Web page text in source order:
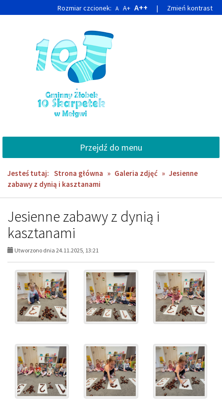
do
do
Rozmiar czcionek: A A+ A++ | Zmień kontrast
Przejdź do menu
Jesteś tutaj: Strona główna » Galeria zdjęć » Jesienne
zabawy z dynią i kasztanami
Jesienne zabawy z dynią i
kasztanami
Utworzono dnia 24.11.2025, 13:21